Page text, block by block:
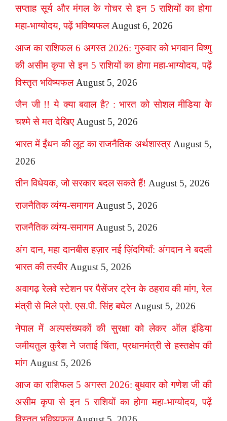
सप्ताह सूर्य और मंगल के गोचर से इन 5 राशियों का होगा
महा-भाग्योदय, पढ़ें भविष्यफल August 6, 2026
आज का राशिफल 6 अगस्त 2026: गुरुवार को भगवान विष्णु
की असीम कृपा से इन 5 राशियों का होगा महा-भाग्योदय, पढ़ें
विस्तृत भविष्यफल August 5, 2026
जैन जी !! ये क्या बवाल है? : भारत को सोशल मीडिया के
चश्मे से मत देखिए August 5, 2026
भारत में ईंधन की लूट का राजनैतिक अर्थशास्त्र August 5,
2026
तीन विधेयक, जो सरकार बदल सकते हैं! August 5, 2026
राजनैतिक व्यंग्य-समागम August 5, 2026
राजनैतिक व्यंग्य-समागम August 5, 2026
अंग दान, महा दानबीस हज़ार नई ज़िंदगियाँ: अंगदान ने बदली
भारत की तस्वीर August 5, 2026
अवागढ़ रेलवे स्टेशन पर पैसेंजर ट्रेन के ठहराव की मांग, रेल
मंत्री से मिले प्रो. एस.पी. सिंह बघेल August 5, 2026
नेपाल में अल्पसंख्यकों की सुरक्षा को लेकर ऑल इंडिया
जमीयतुल कुरैश ने जताई चिंता, प्रधानमंत्री से हस्तक्षेप की
मांग August 5, 2026
आज का राशिफल 5 अगस्त 2026: बुधवार को गणेश जी की
असीम कृपा से इन 5 राशियों का होगा महा-भाग्योदय, पढ़ें